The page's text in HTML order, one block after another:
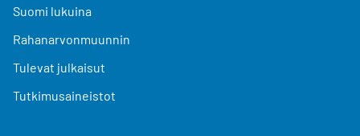
Suomi lukuina
Rahanarvonmuunnin
Tulevat julkaisut
Tutkimusaineistot